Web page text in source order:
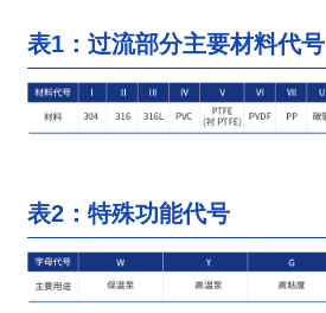
表1：过流部分主要材料代号
表2：特殊功能代号